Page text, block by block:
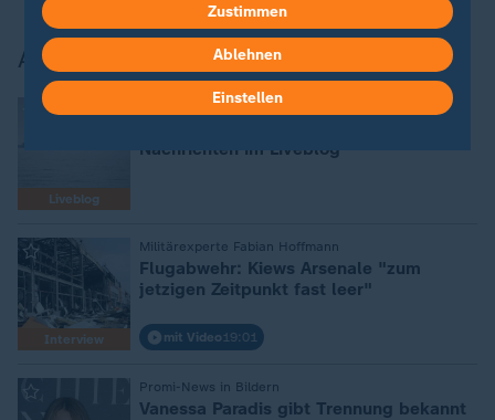
Aktuelle Nachrichten bei ZDFheute
Liveblog
Aktuelle Entwicklungen
Nachrichten im Liveblog
Interview
Militärexperte Fabian Hoffmann
:
Flugabwehr: Kiews Arsenale "zum
jetzigen Zeitpunkt fast leer"
mit Video 19:01
Promi-News in Bildern
: Vanessa Paradis gibt Trennung bekannt
Zustimmen
Ablehnen
Einstellen